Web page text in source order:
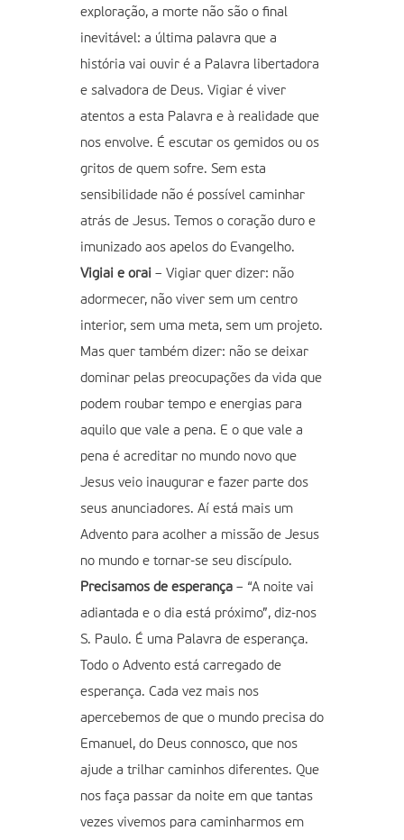
exploração, a morte não são o final
inevitável: a última palavra que a
história vai ouvir é a Palavra libertadora
e salvadora de Deus. Vigiar é viver
atentos a esta Palavra e à realidade que
nos envolve. É escutar os gemidos ou os
gritos de quem sofre. Sem esta
sensibilidade não é possível caminhar
atrás de Jesus. Temos o coração duro e
imunizado aos apelos do Evangelho.
Vigiai e orai – Vigiar quer dizer: não
adormecer, não viver sem um centro
interior, sem uma meta, sem um projeto.
Mas quer também dizer: não se deixar
dominar pelas preocupações da vida que
podem roubar tempo e energias para
aquilo que vale a pena. E o que vale a
pena é acreditar no mundo novo que
Jesus veio inaugurar e fazer parte dos
seus anunciadores. Aí está mais um
Advento para acolher a missão de Jesus
no mundo e tornar-se seu discípulo.
Precisamos de esperança – “A noite vai
adiantada e o dia está próximo”, diz-nos
S. Paulo. É uma Palavra de esperança.
Todo o Advento está carregado de
esperança. Cada vez mais nos
apercebemos de que o mundo precisa do
Emanuel, do Deus connosco, que nos
ajude a trilhar caminhos diferentes. Que
nos faça passar da noite em que tantas
vezes vivemos para caminharmos em